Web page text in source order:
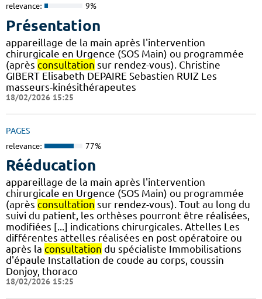
relevance: 9%
Présentation
appareillage de la main après l'intervention
chirurgicale en Urgence (SOS Main) ou programmée
(après consultation sur rendez-vous). Christine
GIBERT Elisabeth DEPAIRE Sebastien RUIZ Les
masseurs-kinésithérapeutes
18/02/2026 15:25
PAGES
relevance: 77%
Rééducation
appareillage de la main après l'intervention
chirurgicale en Urgence (SOS Main) ou programmée
(après consultation sur rendez-vous). Tout au long du
suivi du patient, les orthèses pourront être réalisées,
modifiées [...] indications chirurgicales. Attelles Les
différentes attelles réalisées en post opératoire ou
après la consultation du spécialiste Immobilisations
d'épaule Installation de coude au corps, coussin
Donjoy, thoraco
18/02/2026 15:25